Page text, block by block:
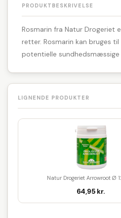
PRODUKTBESKRIVELSE
Rosmarin fra Natur Drogeriet
retter. Rosmarin kan bruges
potentielle sundhedsmæssige
LIGNENDE PRODUKTER
Natur Drogeriet Arrowroot Ø
64,95 kr.